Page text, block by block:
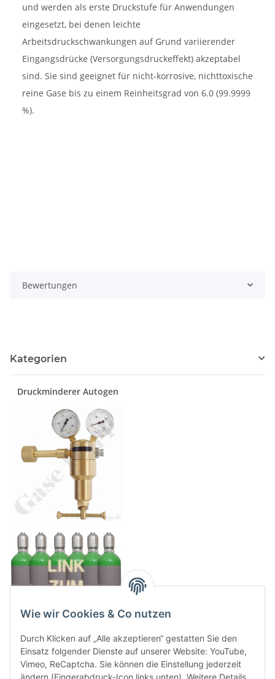
und werden als erste Druckstufe für Anwendungen
eingesetzt, bei denen leichte
Arbeitsdruckschwankungen auf Grund variierender
Eingangsdrücke (Versorgungsdruckeffekt) akzeptabel
sind. Sie sind geeignet für nicht-korrosive, nichttoxische
reine Gase bis zu einem Reinheitsgrad von 6.0 (99.9999
%).
Bewertungen
Kategorien
Druckminderer Autogen
Wie wir Cookies & Co nutzen
Durch Klicken auf „Alle akzeptieren“ gestatten Sie den
Einsatz folgender Dienste auf unserer Website: YouTube,
Vimeo, ReCaptcha. Sie können die Einstellung jederzeit